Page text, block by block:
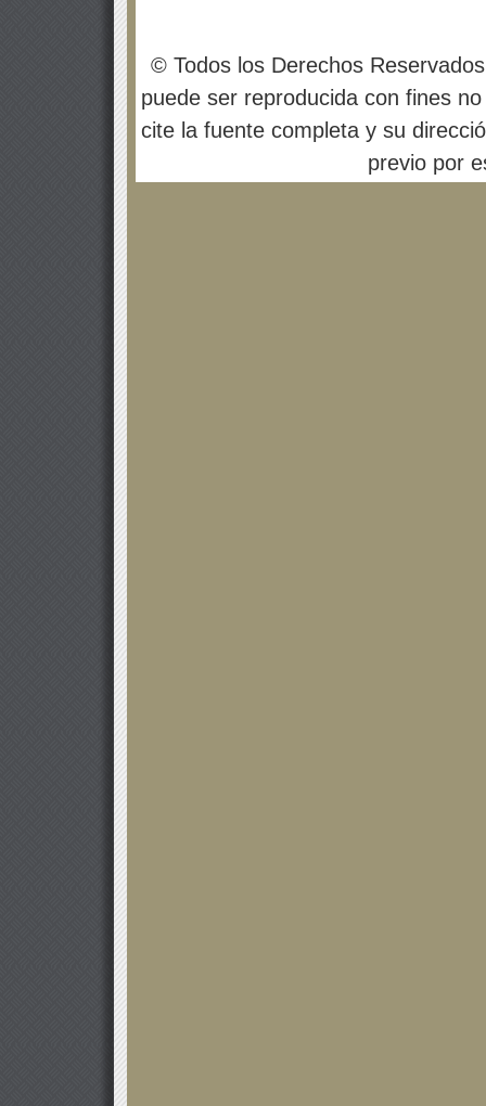
© Todos los Derechos
puede ser reproducida con fines
cite la fuente completa y su
previo por